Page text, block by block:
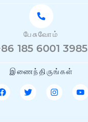
பேசுவோம்
185 6001 3985
இணைந்திருங்கள்
பே
ஸ்
பு
ட்
வி
ட்
இ
ன்
ஸ்
யூ
டி
யூ